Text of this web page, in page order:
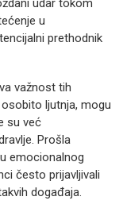
udar tokom
u
prethodnik
važnost tih
ljutnja, mogu
su već
Prošla
emocionalnog
često prijavljivali
događaja.